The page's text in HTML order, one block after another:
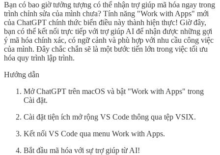
Bạn có bao giờ tưởng tượng có thể nhận trợ giúp mã hóa ngay trong
trình chỉnh sửa của mình chưa? Tính năng "Work with Apps" mới
của ChatGPT chính thức biến điều này thành hiện thực! Giờ đây,
bạn có thể kết nối trực tiếp với trợ giúp AI để nhận được những gợi
ý mã hóa chính xác, có ngữ cảnh và phù hợp với nhu cầu công việc
của mình. Đây chắc chắn sẽ là một bước tiến lớn trong việc tối ưu
hóa quy trình lập trình.
Hướng dẫn
Mở ChatGPT trên macOS và bật "Work with Apps" trong
Cài đặt.
Cài đặt tiện ích mở rộng VS Code thông qua tệp VSIX.
Kết nối VS Code qua menu Work with Apps.
Bắt đầu mã hóa với sự trợ giúp từ AI!